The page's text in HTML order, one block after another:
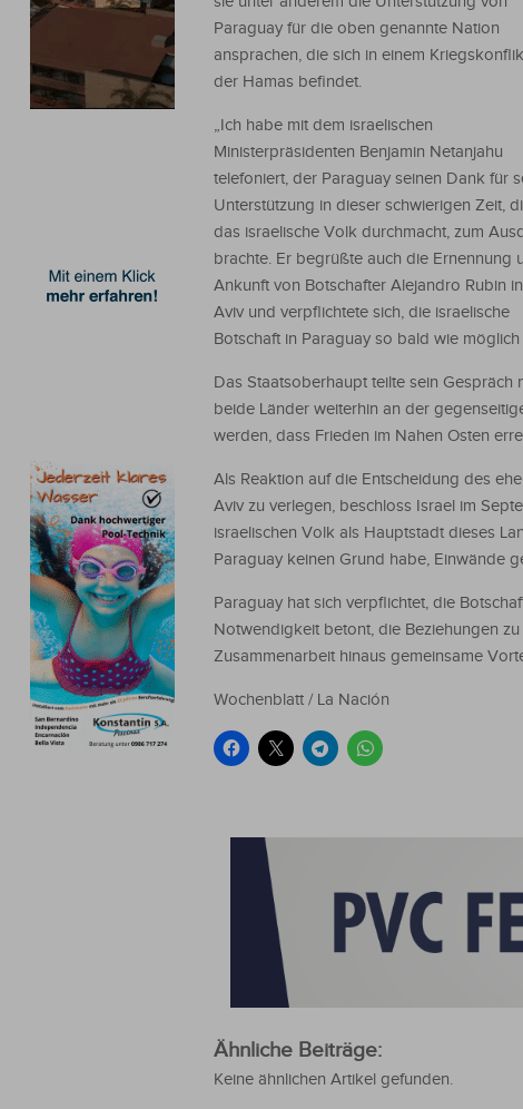
Paraguay für die oben genannte Nation
ansprachen, die sich in einem
der Hamas befindet.
„Ich habe mit dem israelischen
Ministerpräsidenten Benjamin Netanjahu
telefoniert, der Paraguay seinen Dank für
Unterstützung in dieser schwierigen Zeit,
das israelische Volk durchmacht, zum
brachte. Er begrüßte auch die Ernennung
Ankunft von Botschafter Alejandro Rubin
Aviv und verpflichtete sich, die israelische
Botschaft in Paraguay so bald wie
Das Staatsoberhaupt teilte sein Gespräch
beide Länder weiterhin an der
werden, dass Frieden im Nahen Osten
Als Reaktion auf die Entscheidung des
Aviv zu verlegen, beschloss Israel im
israelischen Volk als Hauptstadt dieses
Paraguay keinen Grund habe, Einwände
Paraguay hat sich verpflichtet, die
Notwendigkeit betont, die Beziehungen
Zusammenarbeit hinaus gemeinsame
Wochenblatt / La Nación
Ähnliche Beiträge:
Keine ähnlichen Artikel gefunden.